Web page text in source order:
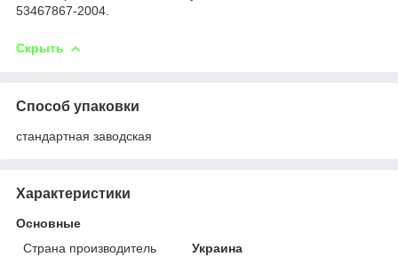
53467867-2004.
Скрыть
Способ упаковки
стандартная заводская
Характеристики
Основные
Страна производитель
Украина